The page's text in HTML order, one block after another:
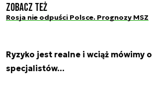
Zobacz też
Rosja nie odpuści Polsce. Prognozy MSZ
Ryzyko jest realne i wciąż mówimy
specjalistów…